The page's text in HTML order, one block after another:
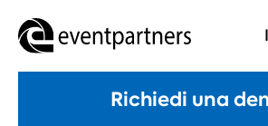
Richiedi una